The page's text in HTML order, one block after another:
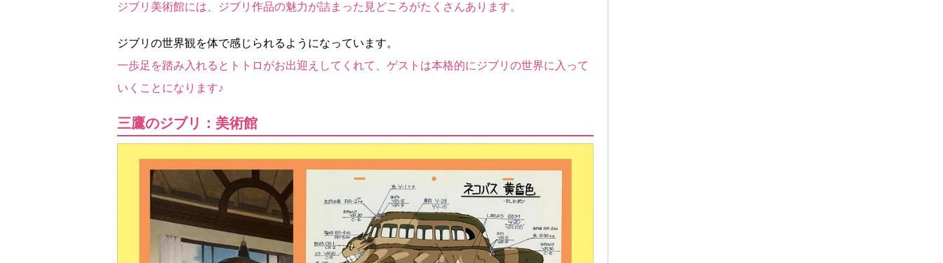
ジブリ美術館には、ジブリ作品の魅力が詰まった見どころがたくさんあります。
ジブリの世界観を体で感じられるようになっています。
一歩足を踏み入れるとトトロがお出迎えしてくれて、ゲストは本格的にジブリの世界に入って
いくことになります♪
三鷹のジブリ：美術館